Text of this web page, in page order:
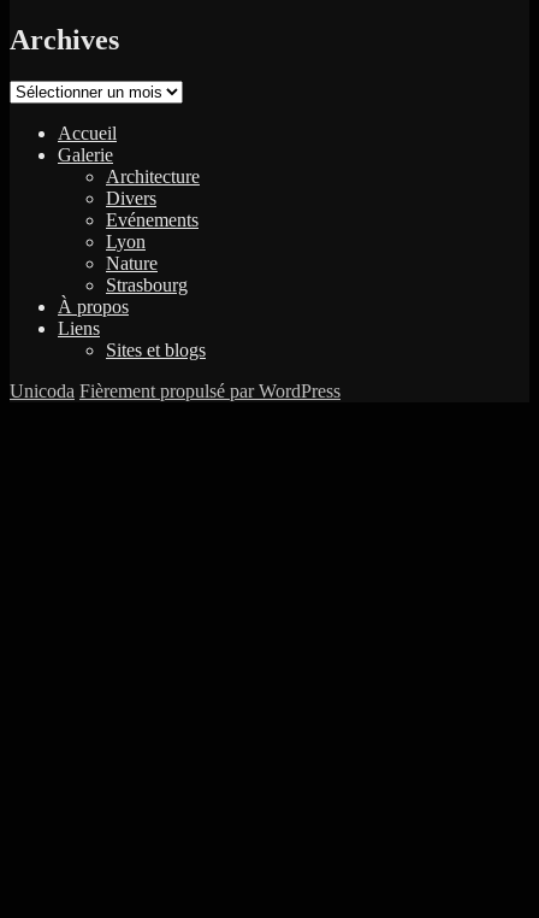
Archives
Archives
Accueil
Galerie
Architecture
Divers
Evénements
Lyon
Nature
Strasbourg
À propos
Liens
Sites et blogs
Unicoda Fièrement propulsé par WordPress